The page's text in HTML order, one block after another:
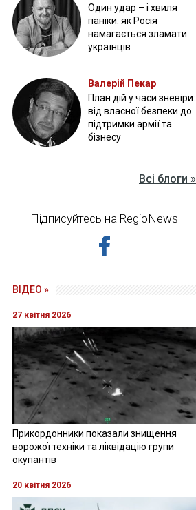
Один удар – і хвиля
паніки: як Росія
намагається зламати
українців
Валерій Пекар
План дій у часи зневіри:
від власної безпеки до
підтримки армії та
бізнесу
Всі блоги »
Підписуйтесь на RegioNews
ВІДЕО »
27 квітня 2026
Прикордонники показали знищення
ворожої техніки та ліквідацію групи
окупантів
20 квітня 2026